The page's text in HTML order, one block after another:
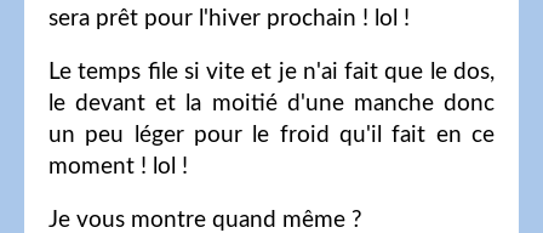
sera prêt pour l'hiver prochain ! lol !
Le temps file si vite et je n'ai fait que le dos,
le devant et la moitié d'une manche donc
un peu léger pour le froid qu'il fait en ce
moment ! lol !
Je vous montre quand même ?